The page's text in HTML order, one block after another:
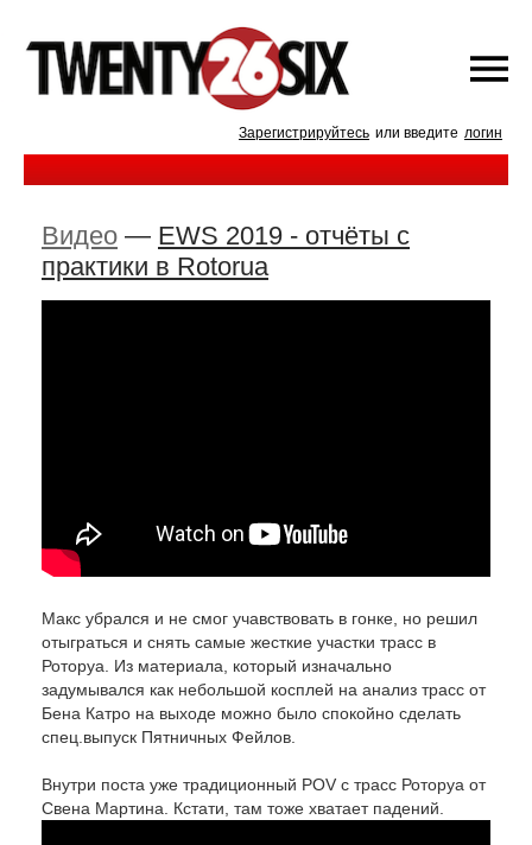
Зарегистрируйтесь или введите логин
Видео — EWS 2019 - отчёты с
практики в Rotorua
Макс убрался и не смог учавствовать в гонке, но решил
отыграться и снять самые жесткие участки трасс в
Роторуа. Из материала, который изначально
задумывался как небольшой косплей на анализ трасс от
Бена Катро на выходе можно было спокойно сделать
спец.выпуск Пятничных Фейлов.
Внутри поста уже традиционный POV с трасс Роторуа от
Свена Мартина. Кстати, там тоже хватает падений.